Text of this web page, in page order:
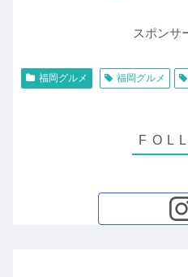
スポンサ
福岡グルメ 福岡グルメ